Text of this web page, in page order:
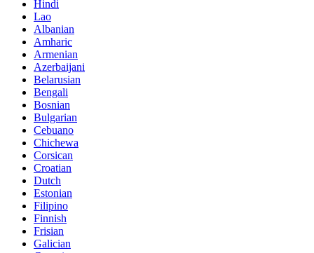
Hindi
Lao
Albanian
Amharic
Armenian
Azerbaijani
Belarusian
Bengali
Bosnian
Bulgarian
Cebuano
Chichewa
Corsican
Croatian
Dutch
Estonian
Filipino
Finnish
Frisian
Galician